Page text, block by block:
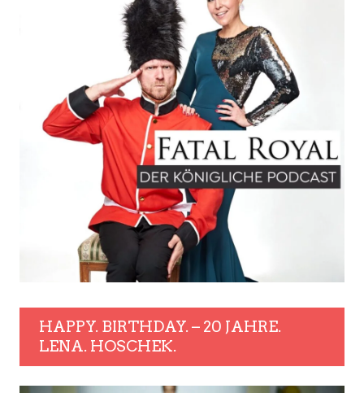
HAPPY. BIRTHDAY. – 20 JAHRE.
LENA. HOSCHEK.